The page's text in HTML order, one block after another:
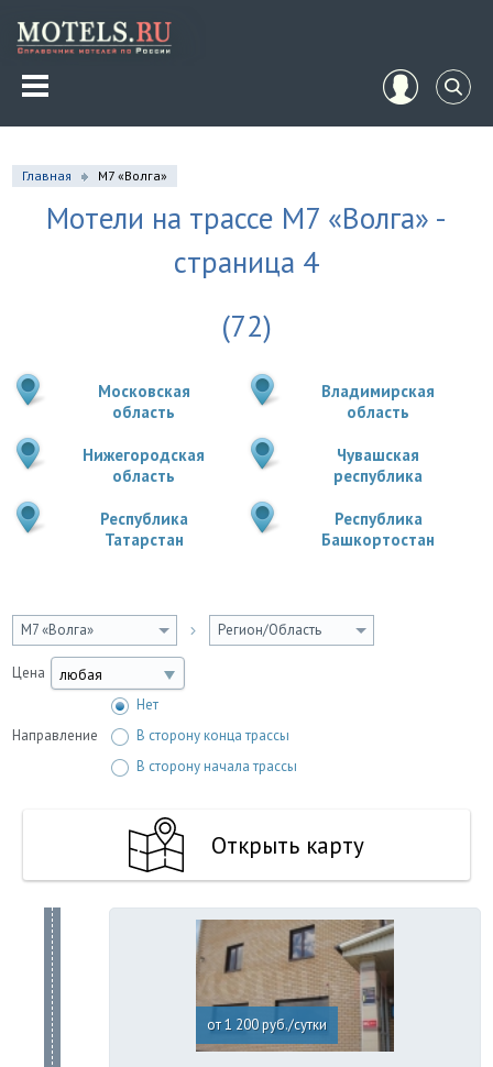
Главная М7 «Волга»
Мотели на трассе М7 «Волга» -
страница 4
(72)
Московская
область
Владимирская
область
Нижегородская
область
Чувашская
республика
Республика
Татарстан
Республика
Башкортостан
М7 «Волга» Регион/Область
Цена любая
Направление
Нет
В сторону конца трассы
В сторону начала трассы
Открыть карту
от 1 200 руб./сутки